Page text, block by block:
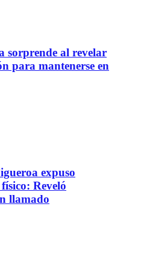
sorprende al revelar
para mantenerse en
expuso
Reveló
llamado